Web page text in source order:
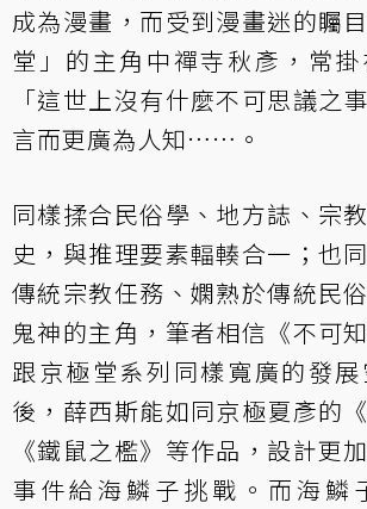
成為漫畫，而受到漫畫迷的矚
堂」的主角中禪寺秋彥，常
「這世上沒有什麼不可思議之
言而更廣為人知……。
同樣揉合民俗學、地方誌、宗
史，與推理要素輻輳合一；也
傳統宗教任務、嫻熟於傳統民
鬼神的主角，筆者相信《不可
跟京極堂系列同樣寬廣的發
後，薛西斯能如同京極夏彥的
《鐵鼠之檻》等作品，設計更
事件給海鱗子挑戰。而海鱗